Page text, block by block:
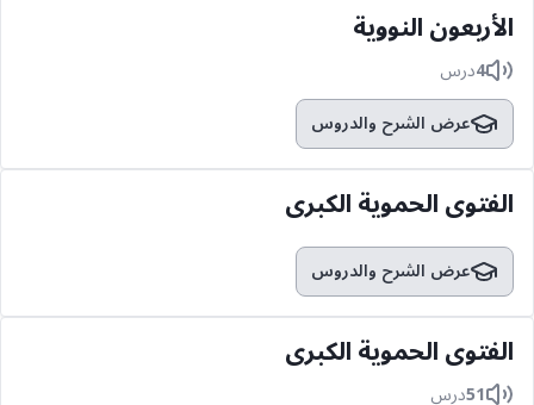
الأربعون النووية
4درس
عرض الشرح والدروس
الفتوى الحموية الكبرى
عرض الشرح والدروس
الفتوى الحموية الكبرى
51درس